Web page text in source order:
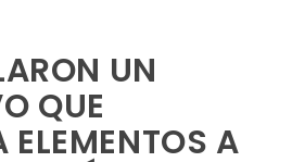
UN
QUE
ELEMENTOS A